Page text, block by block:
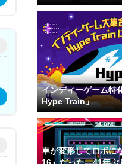
インディーゲーム特
Hype Train」
車が変形してロボに